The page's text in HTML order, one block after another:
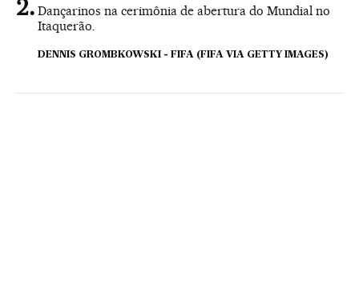
Dançarinos na cerimônia de abertura do Mundial no
Itaquerão.
DENNIS GROMBKOWSKI - FIFA (FIFA VIA GETTY IMAGES)